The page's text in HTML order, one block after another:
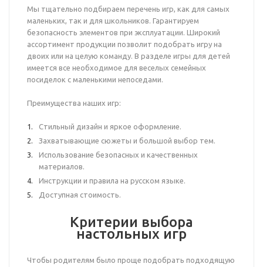
Мы тщательно подбираем перечень игр, как для самых
маленьких, так и для школьников. Гарантируем
безопасность элементов при эксплуатации. Широкий
ассортимент продукции позволит подобрать игру на
двоих или на целую команду. В разделе игры для детей
имеется все необходимое для веселых семейных
посиделок с маленькими непоседами.
Преимущества наших игр:
Стильный дизайн и яркое оформление.
Захватывающие сюжеты и большой выбор тем.
Использование безопасных и качественных
материалов.
Инструкции и правила на русском языке.
Доступная стоимость.
Критерии выбора
настольных игр
Чтобы родителям было проще подобрать подходящую